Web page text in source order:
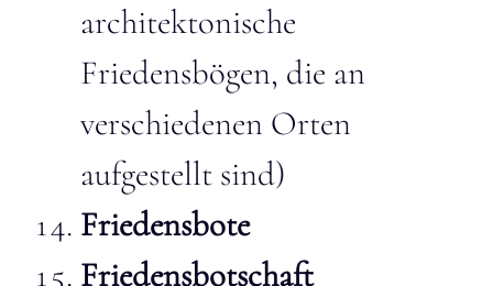
architektonische
Friedensbögen, die an
verschiedenen Orten
aufgestellt sind)
Friedensbote
Friedensbotschaft